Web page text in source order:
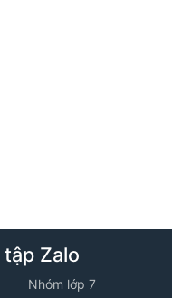
- Năm học 2025
Zalo
Nhóm lớp 7